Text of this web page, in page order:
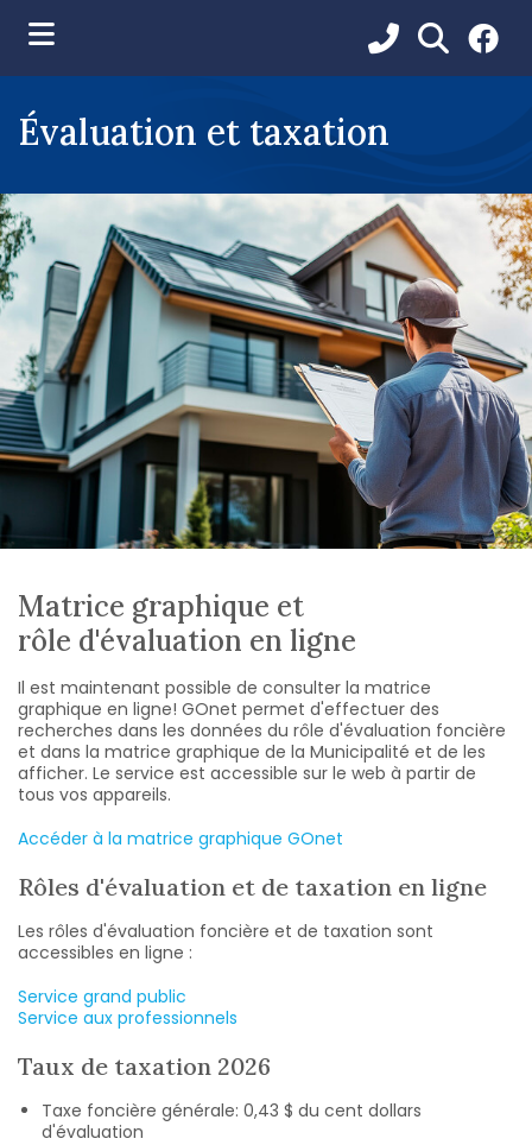
(Vie municipale )
(Services aux citoyens )
(Loisirs et communications )
(Environnement )
(Développement et urbanisme )
Évaluation et taxation
Matrice graphique et
rôle d'évaluation en ligne
Il est maintenant possible de consulter la matrice
graphique en ligne! GOnet permet d'effectuer des
recherches dans les données du rôle d'évaluation foncière
et dans la matrice graphique de la Municipalité et de les
afficher. Le service est accessible sur le web à partir de
tous vos appareils.
Accéder à la matrice graphique GOnet
Rôles d'évaluation et de taxation en ligne
Les rôles d'évaluation foncière et de taxation sont
accessibles en ligne :
Service grand public
Service aux professionnels
Taux de taxation 2026
Taxe foncière générale: 0,43 $ du cent dollars
d'évaluation